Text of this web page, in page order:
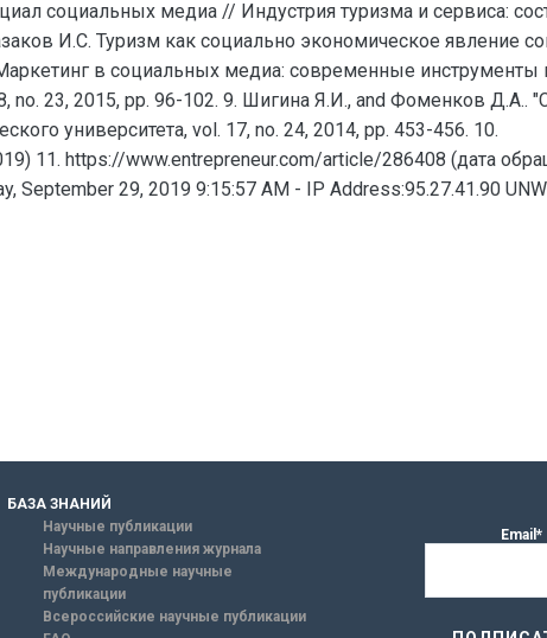
социальных медиа // Индустрия туризма и сервиса:
И.С. Туризм как социально экономическое явление
в социальных медиа: современные
no. 23, 2015, pp. 96-102. 9. Шигина Я.И., and Фоменков Д.А..
университета, vol. 17, no. 24, 2014, pp. 453-456. 10.
11. https://www.entrepreneur.com/article/286408 (дата
29, 2019 9:15:57 AM - IP Address:95.27.41.90
БАЗА ЗНАНИЙ
Научные публикации
Научные направления журнала
Международные научные
публикации
Всероссийские научные публикации
Email*